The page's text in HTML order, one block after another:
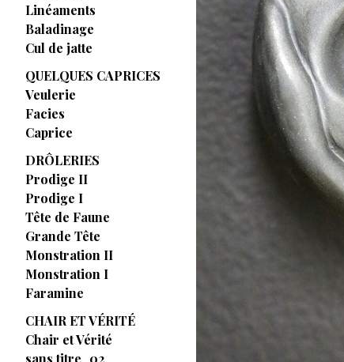
Linéaments
Baladinage
Cul de jatte
QUELQUES CAPRICES
Veulerie
Facies
Caprice
DRÔLERIES
Prodige II
Prodige I
Tête de Faune
Grande Tête
Monstration II
Monstration I
Faramine
CHAIR ET VÉRITÉ
Chair et Vérité
sans titre_02